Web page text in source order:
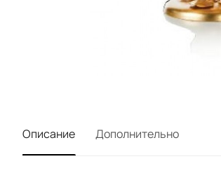
Описание Дополнительно